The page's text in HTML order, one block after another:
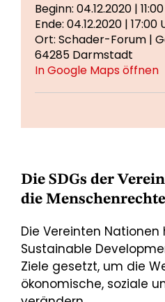
Beginn: 04.12.2020 |
Ende: 04.12.2020 | 17:00
Ort: Schader-Forum |
64285 Darmstadt
In Google Maps öffnen
Die SDGs der
die Menschenrechte
Die Vereinten
Sustainable
Ziele gesetzt, um die
ökonomische, soziale